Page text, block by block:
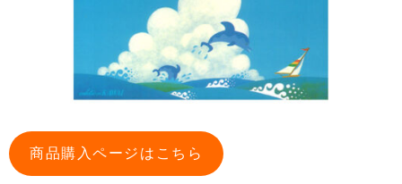
商品購入ページはこちら